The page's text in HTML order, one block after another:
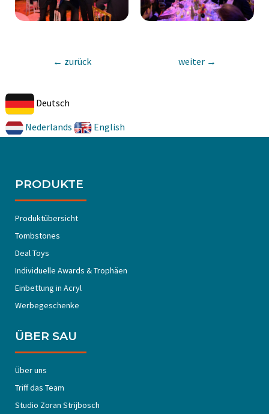
← zurück weiter →
Deutsch
Nederlands English
PRODUKTE
Produktübersicht
Tombstones
Deal Toys
Individuelle Awards & Trophäen
Einbettung in Acryl
Werbegeschenke
ÜBER SAU
Über uns
Triff das Team
Studio Zoran Strijbosch